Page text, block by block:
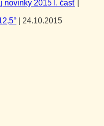
novinky 2015 I. časť
24.10.2015